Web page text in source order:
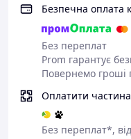
Безпечна оплата
Без переплат
Prom гарантує
Повернемо гроші
Оплатити
Без переплат*,